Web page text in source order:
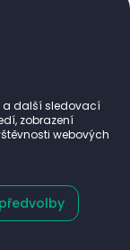
a další sledovací
zobrazení
webových